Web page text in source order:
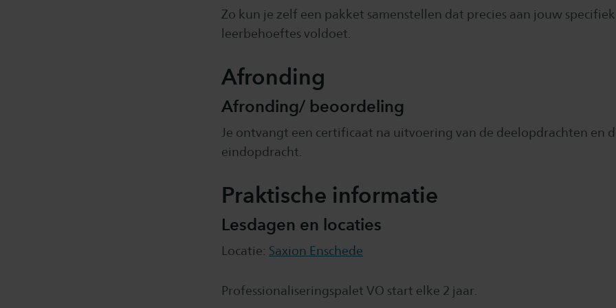
Zo kun je zelf een pakket samenstellen dat precies aan jouw
leerbehoeftes voldoet.
Afronding
Afronding/ beoordeling
Je ontvangt een certificaat na uitvoering van de deelopdrachten en
eindopdracht.
Praktische informatie
Lesdagen en locaties
Locatie: Saxion Enschede
Professionaliseringspalet VO start elke 2 jaar.